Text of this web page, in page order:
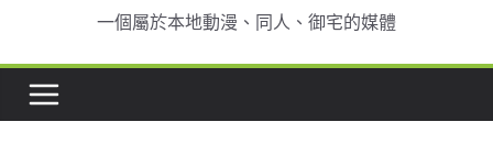
一個屬於本地動漫、同人、御宅的媒體